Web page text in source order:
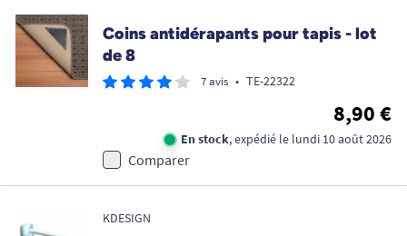
Coins antidérapants pour tapis - lot
de 8
7 avis • TE-22322
8,90 €
En stock, expédié le lundi 10 août 2026
Comparer
KDESIGN